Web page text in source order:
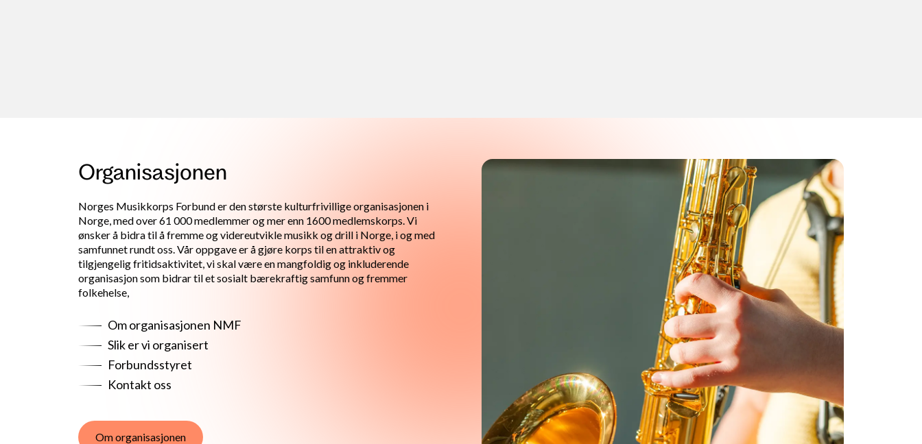
Organisasjonen
Norges Musikkorps Forbund er den største kulturfrivillige organisasjonen i
Norge, med over 61 000 medlemmer og mer enn 1600 medlemskorps. Vi
ønsker å bidra til å fremme og videreutvikle musikk og drill i Norge, i og med
samfunnet rundt oss. Vår oppgave er å gjøre korps til en attraktiv og
tilgjengelig fritidsaktivitet, vi skal være en mangfoldig og inkluderende
organisasjon som bidrar til et sosialt bærekraftig samfunn og fremmer
folkehelse,
Om organisasjonen NMF
Slik er vi organisert
Forbundsstyret
Kontakt oss
Om organisasjonen